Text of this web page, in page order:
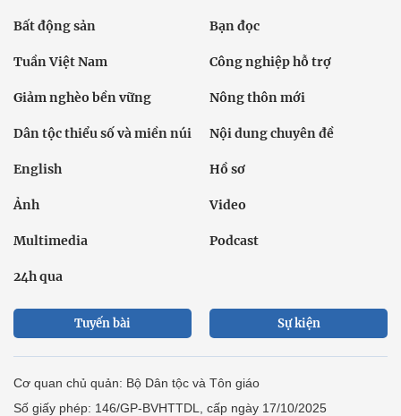
Bất động sản Bạn đọc
Tuần Việt Nam Công nghiệp hỗ trợ
Giảm nghèo bền vững Nông thôn mới
Dân tộc thiểu số và miền núi Nội dung chuyên đề
English Hồ sơ
Ảnh Video
Multimedia Podcast
24h qua
Tuyến bài Sự kiện
Cơ quan chủ quản: Bộ Dân tộc và Tôn giáo
Số giấy phép: 146/GP-BVHTTDL, cấp ngày 17/10/2025